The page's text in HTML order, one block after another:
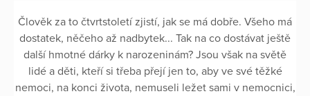
Člověk za to čtvrtstoletí zjistí, jak se má dobře. Všeho má
dostatek, něčeho až nadbytek... Tak na co dostávat ještě
další hmotné dárky k narozeninám? Jsou však na světě
lidé a děti, kteří si třeba přejí jen to, aby ve své těžké
nemoci, na konci života, nemuseli ležet sami v nemocnici,